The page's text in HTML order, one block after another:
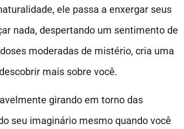
ele passa a enxergar seus
nada, despertando um sentimento de
moderadas de mistério, cria uma
mais sobre você.
girando em torno das
seu imaginário mesmo quando você